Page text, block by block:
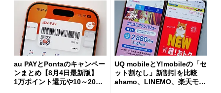
au PAYとPontaのキャンペー
ンまとめ【8月4日最新版】
1万ポイント還元や10～20％
UQ mobileとY!mobileの「セ
ット割なし」新割引を比較
ahamo、LINEMO、楽天モバ